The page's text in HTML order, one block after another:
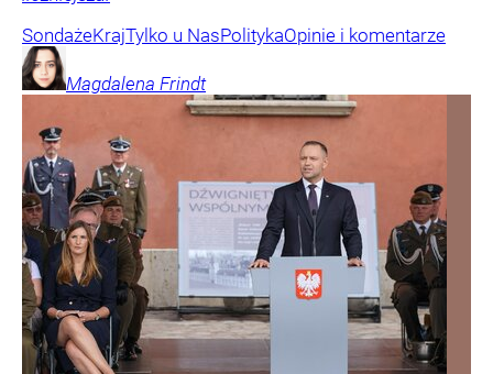
SondażeKrajTylko u NasPolitykaOpinie i komentarze
Magdalena Frindt